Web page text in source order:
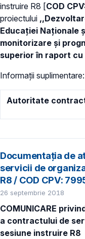
instruire R8 [COD
proiectului
Educației Naționale
monitorizare și
superior în raport
Informații suplimentare:
Autoritate
Documentația de
servicii de
R8 / COD CPV:
26 septembrie 2018
COMUNICARE
a contractului de
sesiune instruire R8